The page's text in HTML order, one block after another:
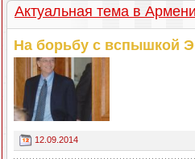
Актуальная тема в
На борьбу с вспышкой
12.09.2014